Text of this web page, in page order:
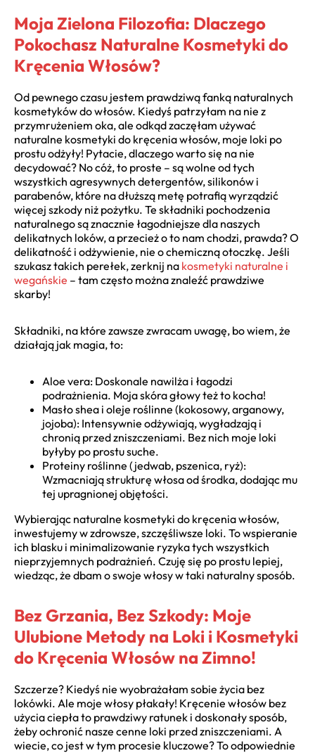
Moja Zielona Filozofia: Dlaczego
Pokochasz Naturalne Kosmetyki do
Kręcenia Włosów?
Od pewnego czasu jestem prawdziwą fanką naturalnych
kosmetyków do włosów. Kiedyś patrzyłam na nie z
przymrużeniem oka, ale odkąd zaczęłam używać
naturalne kosmetyki do kręcenia włosów, moje loki po
prostu odżyły! Pytacie, dlaczego warto się na nie
decydować? No cóż, to proste – są wolne od tych
wszystkich agresywnych detergentów, silikonów i
parabenów, które na dłuższą metę potrafią wyrządzić
więcej szkody niż pożytku. Te składniki pochodzenia
naturalnego są znacznie łagodniejsze dla naszych
delikatnych loków, a przecież o to nam chodzi, prawda? O
delikatność i odżywienie, nie o chemiczną otoczkę. Jeśli
szukasz takich perełek, zerknij na kosmetyki naturalne i
wegańskie – tam często można znaleźć prawdziwe
skarby!
Składniki, na które zawsze zwracam uwagę, bo wiem, że
działają jak magia, to:
Aloe vera: Doskonale nawilża i łagodzi
podrażnienia. Moja skóra głowy też to kocha!
Masło shea i oleje roślinne (kokosowy, arganowy,
jojoba): Intensywnie odżywiają, wygładzają i
chronią przed zniszczeniami. Bez nich moje loki
byłyby po prostu suche.
Proteiny roślinne (jedwab, pszenica, ryż):
Wzmacniają strukturę włosa od środka, dodając mu
tej upragnionej objętości.
Wybierając naturalne kosmetyki do kręcenia włosów,
inwestujemy w zdrowsze, szczęśliwsze loki. To wspieranie
ich blasku i minimalizowanie ryzyka tych wszystkich
nieprzyjemnych podrażnień. Czuję się po prostu lepiej,
wiedząc, że dbam o swoje włosy w taki naturalny sposób.
Bez Grzania, Bez Szkody: Moje
Ulubione Metody na Loki i Kosmetyki
do Kręcenia Włosów na Zimno!
Szczerze? Kiedyś nie wyobrażałam sobie życia bez
lokówki. Ale moje włosy płakały! Kręcenie włosów bez
użycia ciepła to prawdziwy ratunek i doskonały sposób,
żeby ochronić nasze cenne loki przed zniszczeniami. A
wiecie, co jest w tym procesie kluczowe? To odpowiednie